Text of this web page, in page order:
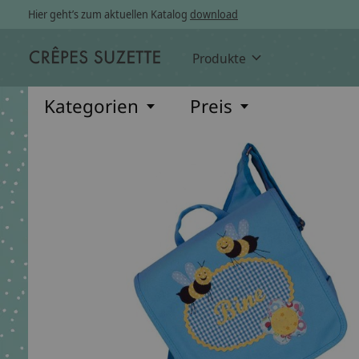
Hier geht’s zum aktuellen Katalog download
Produkte
Kategorien Preis